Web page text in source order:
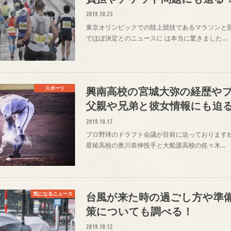
2019.10.23
東京オリンピックでの陸上競技であるマラソンと
でほぼ決定とのニュースに は本当に驚きました…
スポーツ
興南高校の宮城大弥の経歴や
父親や兄弟と彼女情報にも迫
2019.10.17
プロ野球のドラフト会議が目前に迫っております
星稜高校の奥川恭伸投手と大船渡高校の佐々木…
気になるニュース
台風が来た時の過ごし方や準
策についても調べる！
2019.10.12